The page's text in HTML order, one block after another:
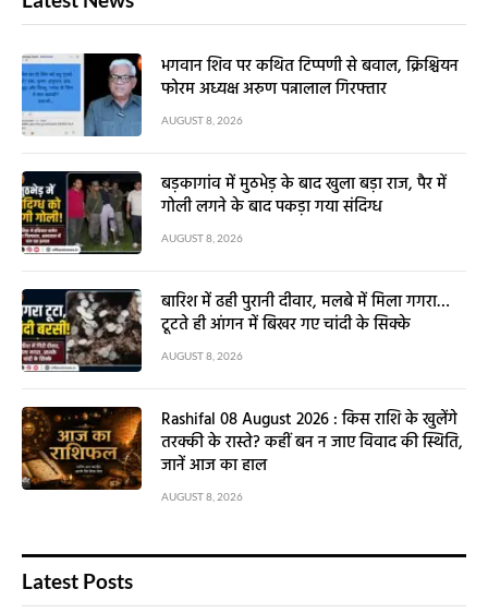
भगवान शिव पर कथित टिप्पणी से बवाल, क्रिश्चियन
फोरम अध्यक्ष अरुण पन्नालाल गिरफ्तार
AUGUST 8, 2026
बड़कागांव में मुठभेड़ के बाद खुला बड़ा राज, पैर में
गोली लगने के बाद पकड़ा गया संदिग्ध
AUGUST 8, 2026
बारिश में ढही पुरानी दीवार, मलबे में मिला गगरा…
टूटते ही आंगन में बिखर गए चांदी के सिक्के
AUGUST 8, 2026
Rashifal 08 August 2026 : किस राशि के खुलेंगे
तरक्की के रास्ते? कहीं बन न जाए विवाद की स्थिति,
जानें आज का हाल
AUGUST 8, 2026
Latest Posts